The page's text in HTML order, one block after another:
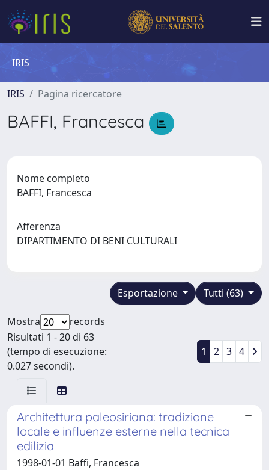
IRIS
IRIS Pagina ricercatore
BAFFI, Francesca
Nome completo
BAFFI, Francesca
Afferenza
DIPARTIMENTO DI BENI CULTURALI
Tutti (63)
Esportazione
Mostra
records
Risultati 1 - 20 di 63
(tempo di esecuzione:
0.027 secondi).
1 2 3 4
Architettura paleosiriana: tradizione
locale e influenze esterne nella tecnica
edilizia
1998-01-01 Baffi, Francesca